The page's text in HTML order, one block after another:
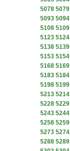
5078 5079
5093 5094
5108 5109
5123 5124
5138 5139
5153 5154
5168 5169
5183 5184
5198 5199
5213 5214
5228 5229
5243 5244
5258 5259
5273 5274
5288 5289